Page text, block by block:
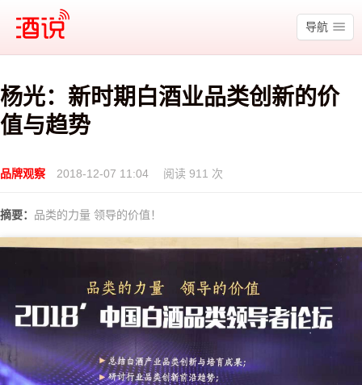
酒说
导航
杨光：新时期白酒业品类创新的价
值与趋势
品牌观察 2018-12-07 11:04 阅读 911 次
摘要： 品类的力量 领导的价值！